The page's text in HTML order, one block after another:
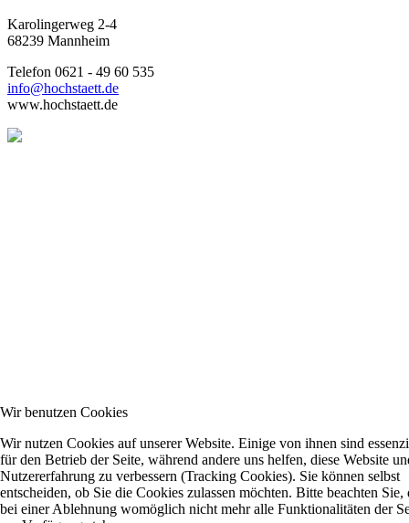
Karolingerweg 2-4
68239 Mannheim
Telefon 0621 - 49 60 535
info@hochstaett.de
www.hochstaett.de
Wir benutzen Cookies
Wir nutzen Cookies auf unserer Website. Einige von ihnen sind
für den Betrieb der Seite, während andere uns helfen, diese Website
Nutzererfahrung zu verbessern (Tracking Cookies). Sie können selbst
entscheiden, ob Sie die Cookies zulassen möchten. Bitte beachten Sie,
bei einer Ablehnung womöglich nicht mehr alle Funktionalitäten der